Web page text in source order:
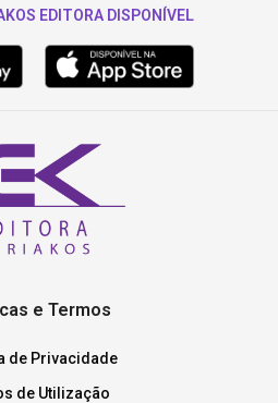
EDITORA DISPONÍVEL
e Termos
de Privacidade
de Utilização